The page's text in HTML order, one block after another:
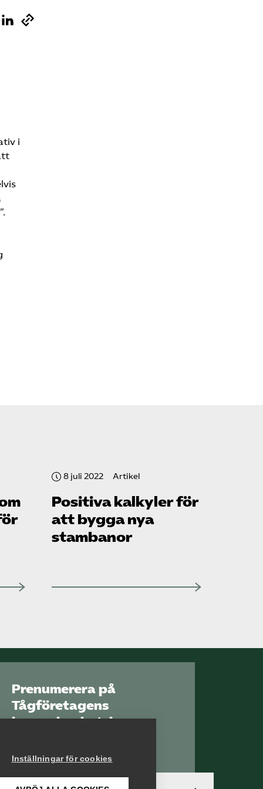
i
8 juli 2022 Artikel
Positiva kalkyler för
att bygga nya
stambanor
Prenumerera på
Tågföretagens
branschnyhetsbrev
din inkorg.
Inställningar för cookies